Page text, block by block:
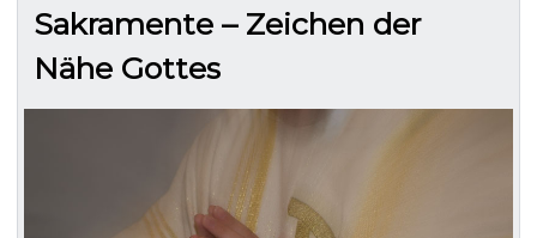
Sakramente – Zeichen der
Nähe Gottes